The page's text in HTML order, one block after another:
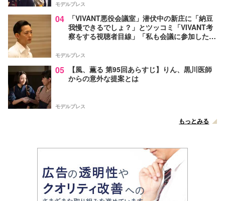
モデルプレス
04
「VIVANT悪役会議室」潜伏中の新庄に「納豆
我慢できるでしょ？」とツッコミ「VIVANT考
察をする視聴者目線」「私も会議に参加した
モデルプレス
05
【風、薫る 第95回あらすじ】りん、黒川医師
からの意外な提案とは
モデルプレス
もっとみる